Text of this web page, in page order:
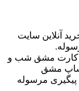
آنلاین سایت
کارت مشق شب و
ساپ مشق